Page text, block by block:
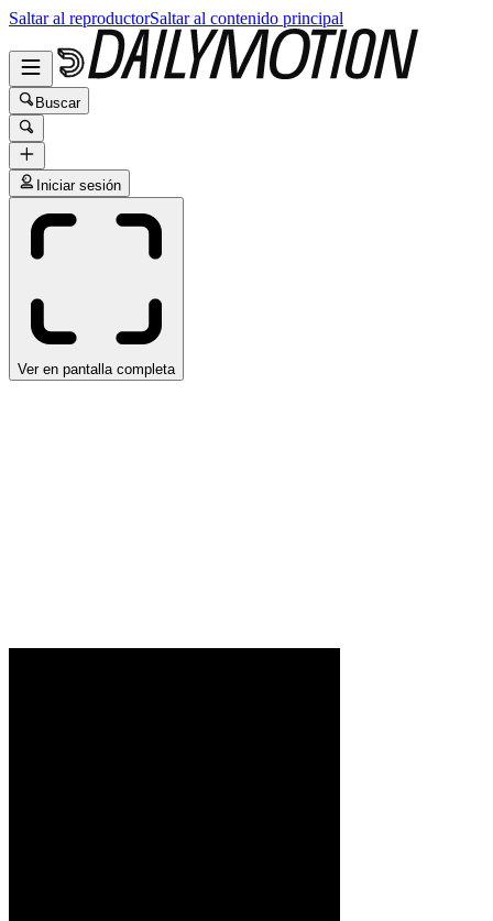
Saltar al reproductorSaltar al contenido principal
Buscar
Iniciar sesión
Ver en pantalla completa